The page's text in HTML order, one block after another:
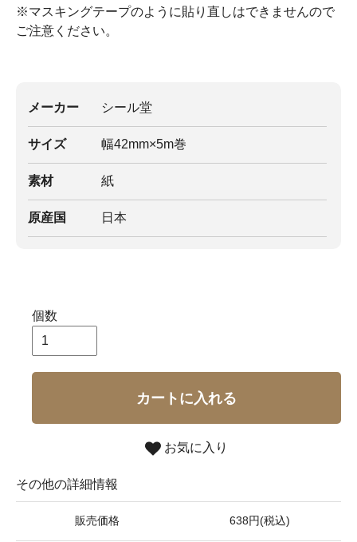
※マスキングテープのように貼り直しはできませんので
ご注意ください。
メーカー シール堂
サイズ 幅42mm×5m巻
素材 紙
原産国 日本
個数
カートに入れる
お気に入り
その他の詳細情報
販売価格 638円(税込)